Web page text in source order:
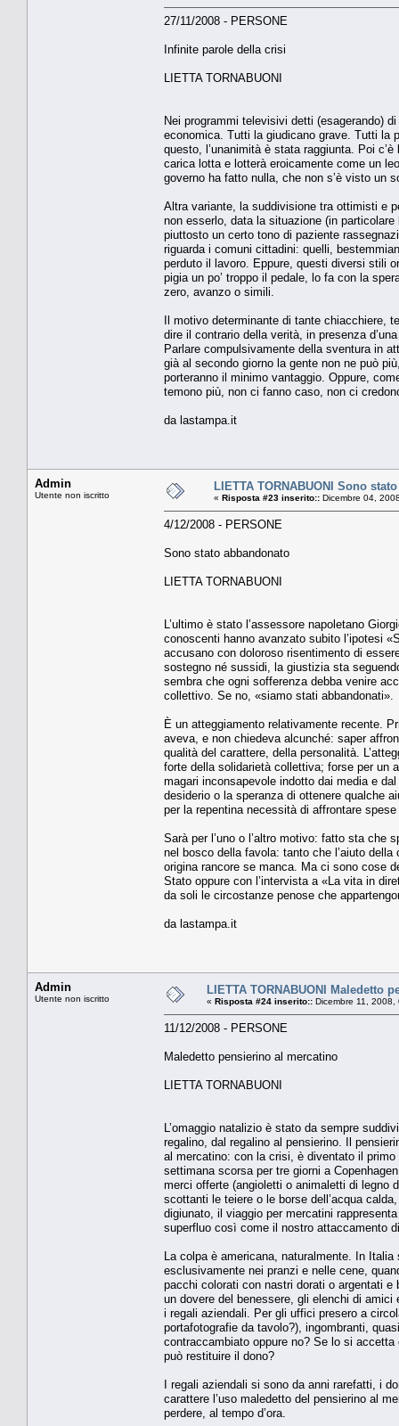
27/11/2008 - PERSONE
Infinite parole della crisi
LIETTA TORNABUONI
Nei programmi televisivi detti (esagerando)
economica. Tutti la giudicano grave. Tutti la
questo, l’unanimità è stata raggiunta. Poi
carica lotta e lotterà eroicamente come un
governo ha fatto nulla, che non s’è visto un
Altra variante, la suddivisione tra ottimisti e
non esserlo, data la situazione (in
piuttosto un certo tono di paziente
riguarda i comuni cittadini: quelli,
perduto il lavoro. Eppure, questi diversi stili
pigia un po’ troppo il pedale, lo fa con la
zero, avanzo o simili.
Il motivo determinante di tante chiacchiere,
dire il contrario della verità, in presenza
Parlare compulsivamente della sventura in
già al secondo giorno la gente non ne può
porteranno il minimo vantaggio. Oppure,
temono più, non ci fanno caso, non ci
da lastampa.it
Admin
Utente non iscritto
LIETTA TORNABUONI Sono
« Risposta #23 inserito:: Dicembre 04,
4/12/2008 - PERSONE
Sono stato abbandonato
LIETTA TORNABUONI
L’ultimo è stato l’assessore napoletano
conoscenti hanno avanzato subito l’ipotesi
accusano con doloroso risentimento di
sostegno né sussidi, la giustizia sta
sembra che ogni sofferenza debba venire
collettivo. Se no, «siamo stati abbandonati».
È un atteggiamento relativamente recente.
aveva, e non chiedeva alcunché: saper
qualità del carattere, della personalità.
forte della solidarietà collettiva; forse per un
magari inconsapevole indotto dai media e
desiderio o la speranza di ottenere qualche
per la repentina necessità di affrontare
Sarà per l’uno o l’altro motivo: fatto sta che
nel bosco della favola: tanto che l’aiuto
origina rancore se manca. Ma ci sono cose
Stato oppure con l’intervista a «La vita in
da soli le circostanze penose che
da lastampa.it
Admin
Utente non iscritto
LIETTA TORNABUONI Maledetto
« Risposta #24 inserito:: Dicembre 11,
11/12/2008 - PERSONE
Maledetto pensierino al mercatino
LIETTA TORNABUONI
L’omaggio natalizio è stato da sempre
regalino, dal regalino al pensierino. Il
al mercatino: con la crisi, è diventato il
settimana scorsa per tre giorni a
merci offerte (angioletti o animaletti di legno
scottanti le teiere o le borse dell’acqua
digiunato, il viaggio per mercatini
superfluo così come il nostro attaccamento
La colpa è americana, naturalmente. In
esclusivamente nei pranzi e nelle cene,
pacchi colorati con nastri dorati o argentati
un dovere del benessere, gli elenchi di
i regali aziendali. Per gli uffici presero a
portafotografie da tavolo?), ingombranti,
contraccambiato oppure no? Se lo si
può restituire il dono?
I regali aziendali si sono da anni rarefatti, i
carattere l’uso maledetto del pensierino al
perdere, al tempo d’ora.